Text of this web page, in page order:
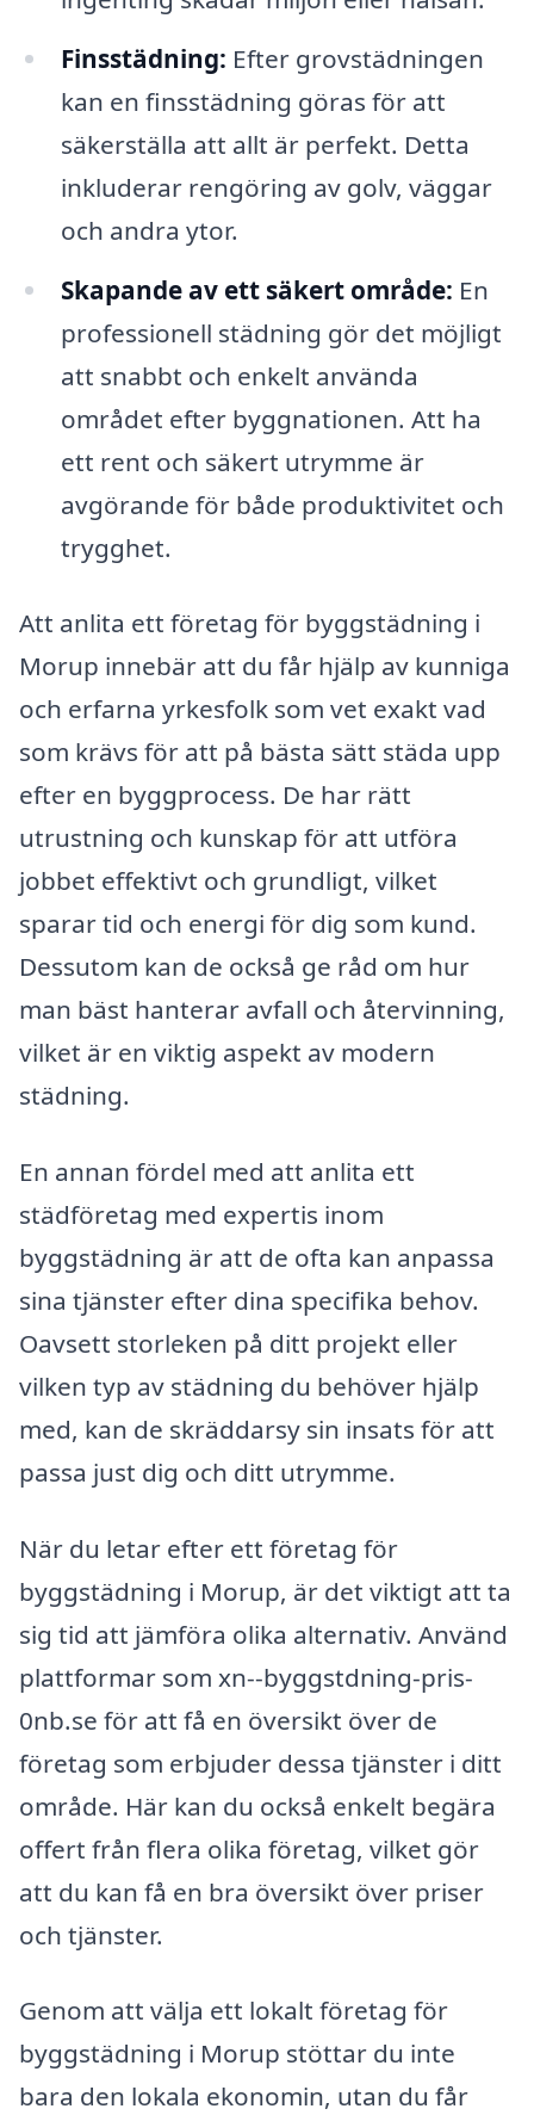
Finsstädning: Efter grovstädningen
kan en finsstädning göras för att
säkerställa att allt är perfekt. Detta
inkluderar rengöring av golv, väggar
och andra ytor.
Skapande av ett säkert område: En
professionell städning gör det möjligt
att snabbt och enkelt använda
området efter byggnationen. Att ha
ett rent och säkert utrymme är
avgörande för både produktivitet och
trygghet.
Att anlita ett företag för byggstädning i
Morup innebär att du får hjälp av kunniga
och erfarna yrkesfolk som vet exakt vad
som krävs för att på bästa sätt städa upp
efter en byggprocess. De har rätt
utrustning och kunskap för att utföra
jobbet effektivt och grundligt, vilket
sparar tid och energi för dig som kund.
Dessutom kan de också ge råd om hur
man bäst hanterar avfall och återvinning,
vilket är en viktig aspekt av modern
städning.
En annan fördel med att anlita ett
städföretag med expertis inom
byggstädning är att de ofta kan anpassa
sina tjänster efter dina specifika behov.
Oavsett storleken på ditt projekt eller
vilken typ av städning du behöver hjälp
med, kan de skräddarsy sin insats för att
passa just dig och ditt utrymme.
När du letar efter ett företag för
byggstädning i Morup, är det viktigt att ta
sig tid att jämföra olika alternativ. Använd
plattformar som xn--byggstdning-pris-
0nb.se för att få en översikt över de
företag som erbjuder dessa tjänster i ditt
område. Här kan du också enkelt begära
offert från flera olika företag, vilket gör
att du kan få en bra översikt över priser
och tjänster.
Genom att välja ett lokalt företag för
byggstädning i Morup stöttar du inte
bara den lokala ekonomin, utan du får